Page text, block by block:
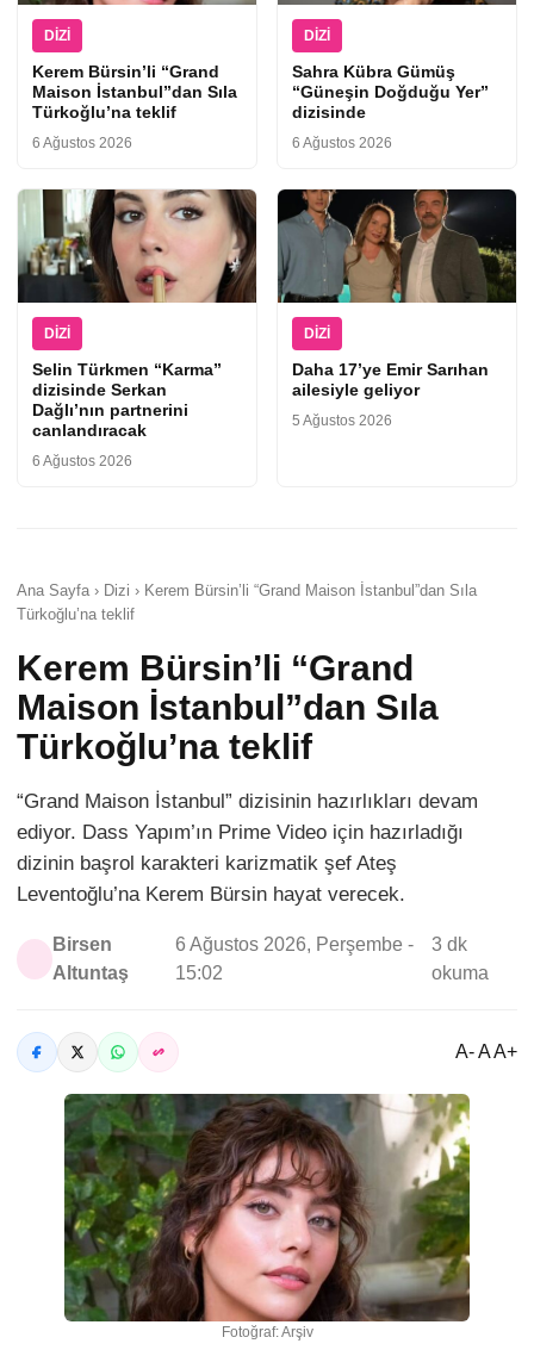
DIZI
Kerem Bürsin’li “Grand
Maison İstanbul”dan Sıla
Türkoğlu’na teklif
6 Ağustos 2026
DIZI
Sahra Kübra Gümüş
“Güneşin Doğduğu Yer”
dizisinde
6 Ağustos 2026
DIZI
Selin Türkmen “Karma”
dizisinde Serkan
Dağlı’nın partnerini
canlandıracak
6 Ağustos 2026
DIZI
Daha 17’ye Emir Sarıhan
ailesiyle geliyor
5 Ağustos 2026
Ana Sayfa › Dizi › Kerem Bürsin’li “Grand Maison İstanbul”dan Sıla
Türkoğlu’na teklif
Kerem Bürsin’li “Grand
Maison İstanbul”dan Sıla
Türkoğlu’na teklif
“Grand Maison İstanbul” dizisinin hazırlıkları devam
ediyor. Dass Yapım’ın Prime Video için hazırladığı
dizinin başrol karakteri karizmatik şef Ateş
Leventoğlu’na Kerem Bürsin hayat verecek.
Birsen
Altuntaş
6 Ağustos 2026, Perşembe -
15:02
3 dk
okuma
A- A A+
Fotoğraf: Arşiv